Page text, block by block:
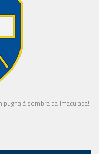
à sombra da Imaculada!